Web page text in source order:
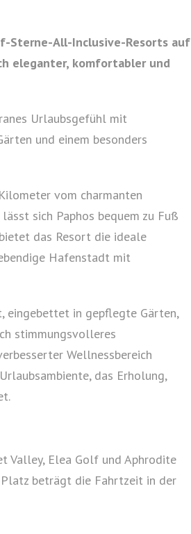
Sterne-All-Inclusive-Resorts auf
eleganter, komfortabler und
Urlaubsgefühl mit
und einem besonders
vom charmanten
sich Paphos bequem zu Fuß
das Resort die ideale
Hafenstadt mit
eingebettet in gepflegte Gärten,
stimmungsvolleres
Wellnessbereich
das Erholung,
Valley, Elea Golf und Aphrodite
beträgt die Fahrtzeit in der